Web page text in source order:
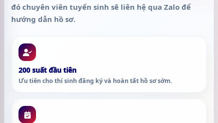
đó chuyên viên tuyển sinh sẽ liên hệ qua Zalo để
hướng dẫn hồ sơ.
200 suất đầu tiên
Ưu tiên cho thí sinh đăng ký và hoàn tất hồ sơ sớm.